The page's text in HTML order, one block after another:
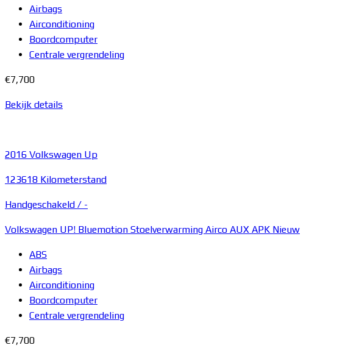
Airbags
Airconditioning
Boordcomputer
Centrale vergrendeling
€7,700
Bekijk details
2016 Volkswagen Up
123618 Kilometerstand
Handgeschakeld / -
Volkswagen UP! Bluemotion Stoelverwarming Airco AUX APK Nieuw
ABS
Airbags
Airconditioning
Boordcomputer
Centrale vergrendeling
€7,700